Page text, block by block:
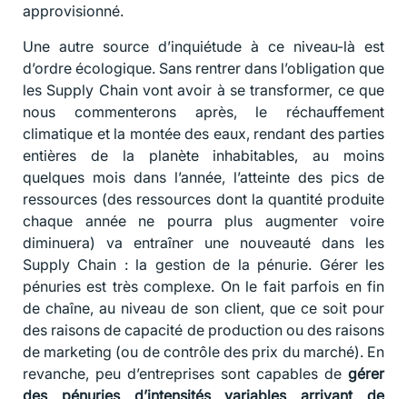
approvisionné.
Une autre source d’inquiétude à ce niveau-là est
d’ordre écologique. Sans rentrer dans l’obligation que
les Supply Chain vont avoir à se transformer, ce que
nous commenterons après, le réchauffement
climatique et la montée des eaux, rendant des parties
entières de la planète inhabitables, au moins
quelques mois dans l’année, l’atteinte des pics de
ressources (des ressources dont la quantité produite
chaque année ne pourra plus augmenter voire
diminuera) va entraîner une nouveauté dans les
Supply Chain : la gestion de la pénurie. Gérer les
pénuries est très complexe. On le fait parfois en fin
de chaîne, au niveau de son client, que ce soit pour
des raisons de capacité de production ou des raisons
de marketing (ou de contrôle des prix du marché). En
revanche, peu d’entreprises sont capables de gérer
des pénuries d’intensités variables arrivant de